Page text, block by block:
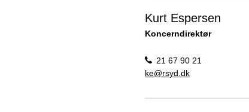
Kurt Espersen
Koncerndirektør
21 67 90 21
ke@rsyd.dk